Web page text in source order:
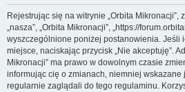
Rejestrując się na witrynie „Orbita Mikronacji”,
„nasza”, „Orbita Mikronacji”, „https://
wyszczególnione poniżej postanowienia. Jeśli
miejsce, naciskając przycisk „Nie akceptuję”.
Mikronacji” ma prawo w dowolnym czasie
informując cię o zmianach, niemniej wskazane
regularnie zaglądali do tego regulaminu.